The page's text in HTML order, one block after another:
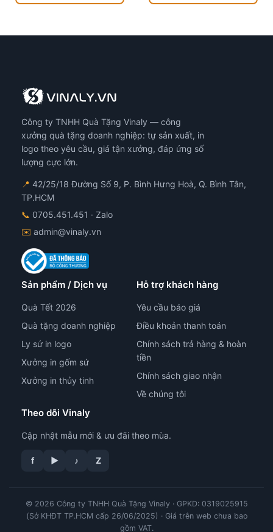
Công ty TNHH Quà Tặng Vinaly — công
xưởng quà tặng doanh nghiệp: tự sản xuất, in
logo theo yêu cầu, giá tận xưởng, đáp ứng số
lượng cực lớn.
📍 42/25/18 Đường Số 9, P. Bình Hưng Hoà, Q. Bình Tân,
TP.HCM
📞 0705.451.451 · Zalo
✉️ admin@vinaly.vn
Sản phẩm / Dịch vụ
Quà Tết 2026
Quà tặng doanh nghiệp
Ly sứ in logo
Xưởng in gốm sứ
Xưởng in thủy tinh
Hỗ trợ khách hàng
Yêu cầu báo giá
Điều khoản thanh toán
Chính sách trả hàng & hoàn
tiền
Chính sách giao nhận
Về chúng tôi
Theo dõi Vinaly
Cập nhật mẫu mới & ưu đãi theo mùa.
f ▶ ♪ Z
© 2026 Công ty TNHH Quà Tặng Vinaly · GPKD: 0319025915
(Sở KHĐT TP.HCM cấp 26/06/2025) · Giá trên web chưa bao
gồm VAT.